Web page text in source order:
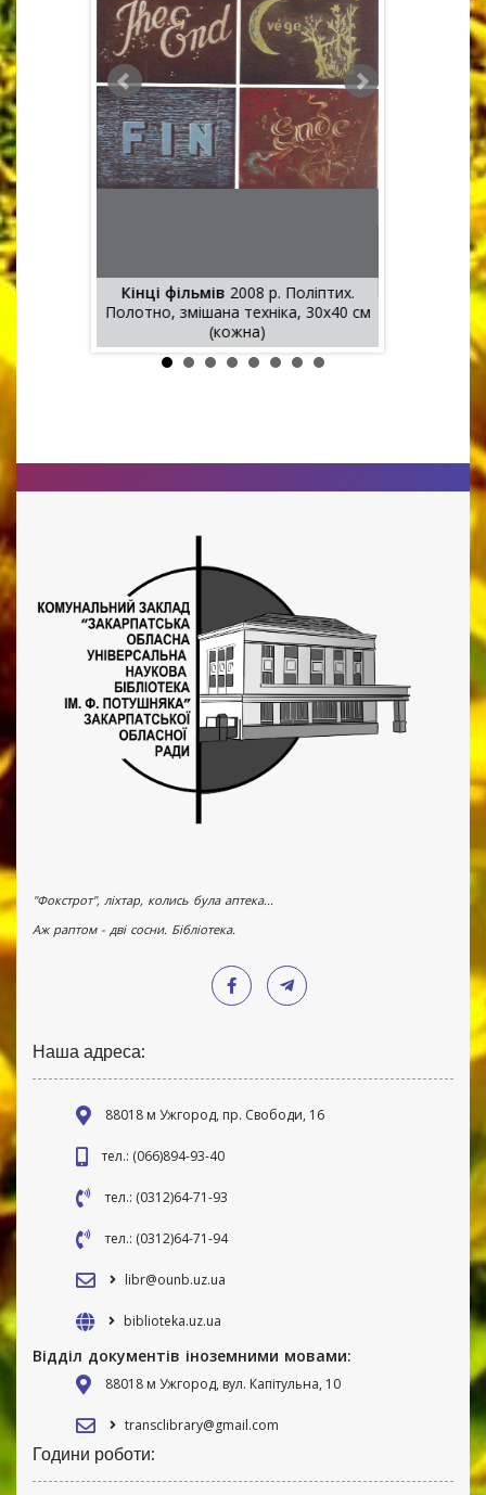
Кінці фільмів 2008 р. Поліптих.
Полотно, змішана техніка, 30х40 см
(кожна)
"Фокстрот", ліхтар, колись була аптека...
Аж раптом - дві сосни. Бібліотека.
Наша адреса:
88018 м Ужгород, пр. Свободи, 16
тел.: (066)894-93-40
тел.: (0312)64-71-93
тел.: (0312)64-71-94
libr@ounb.uz.ua
biblioteka.uz.ua
Відділ документів іноземними мовами:
88018 м Ужгород, вул. Капітульна, 10
transclibrary@gmail.com
Години роботи: